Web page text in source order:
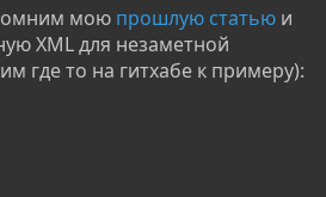
мою прошлую статью и
XML для незаметной
где то на гитхабе к примеру):